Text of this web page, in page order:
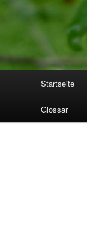
Startseite
Glossar